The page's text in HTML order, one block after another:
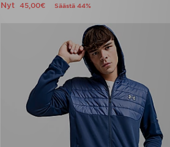
Nyt45,00€ Säästä 44%